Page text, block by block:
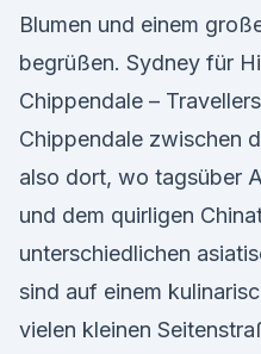
Blumen und einem
begrüßen. Sydney für
Chippendale –
Chippendale zwischen
also dort, wo tagsüber
und dem quirligen
unterschiedlichen
sind auf einem
vielen kleinen